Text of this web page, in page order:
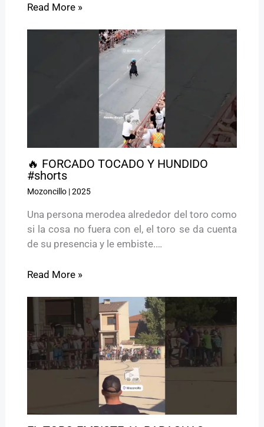
Read More »
🔥 FORCADO TOCADO Y HUNDIDO
#shorts
Mozoncillo|2025
Una persona merodea alrededor del toro como
si la cosa no fuera con el, el toro se da cuenta
de su presencia y le embiste.…
Read More »